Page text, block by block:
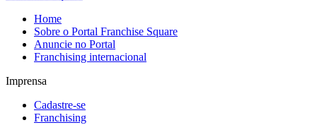
Home
Sobre o Portal Franchise Square
Anuncie no Portal
Franchising internacional
Imprensa
Cadastre-se
Franchising